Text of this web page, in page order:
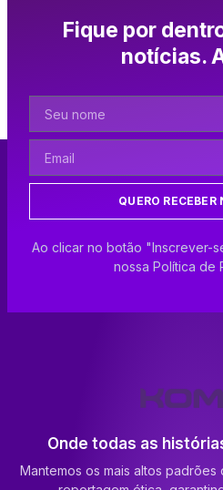
Fique por
notícias.
QUERO RECEBER
Ao clicar no botão "Inscrever-
nossa Política de
Onde todas as
Mantemos os mais altos